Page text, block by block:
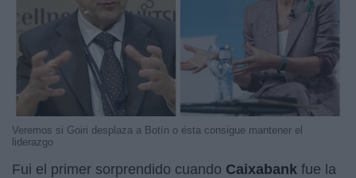
Veremos si Goiri desplaza a Botín o ésta consigue mantener el
liderazgo
Fui el primer sorprendido cuando Caixabank fue la